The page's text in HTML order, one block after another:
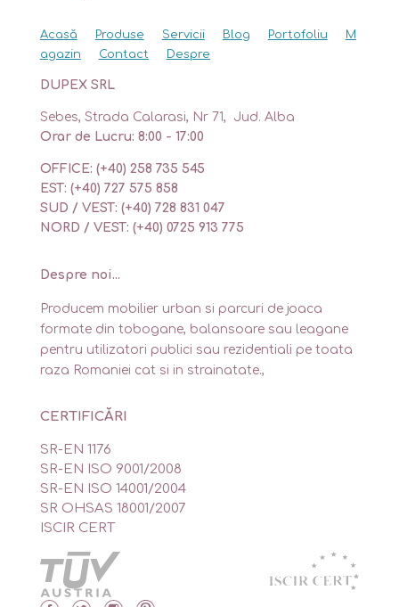
Acasă Produse Servicii Blog Portofoliu
M
agazin
Contact Despre
DUPEX SRL
Sebes, Strada Calarasi, Nr 71, Jud. Alba
Orar de Lucru: 8:00 - 17:00
OFFICE: (+40) 258 735 545
EST: (+40) 727 575 858
SUD / VEST: (+40) 728 831 047
NORD / VEST: (+40) 0725 913 775
Despre noi...
Producem mobilier urban si parcuri de joaca
formate din tobogane, balansoare sau leagane
pentru utilizatori publici sau rezidentiali pe toata
raza Romaniei cat si in strainatate.,
CERTIFICĂRI
SR-EN 1176
SR-EN ISO 9001/2008
SR-EN ISO 14001/2004
SR OHSAS 18001/2007
ISCIR CERT